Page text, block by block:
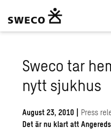
Sweco tar
nytt sjukhus
August 23, 2010 | Press
Det är nu klart att